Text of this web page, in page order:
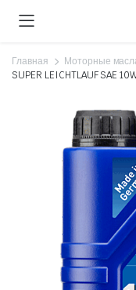
Главная Моторные
SUPER LEICHTLAUF SAE